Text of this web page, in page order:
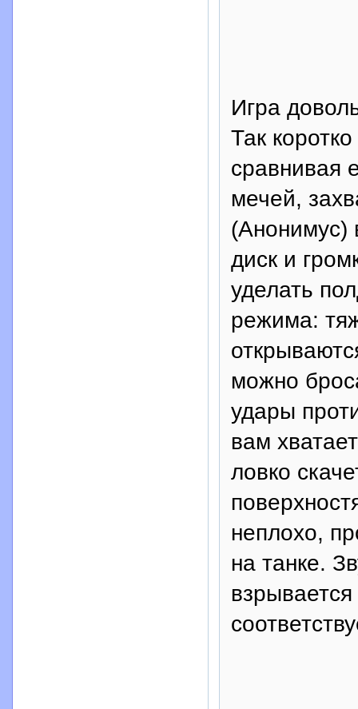
Игра
Так
сравнивая
мечей,
(Анонимус)
диск и
уделать
режима:
можно
удары
вам
ловко
неплохо,
на танке.